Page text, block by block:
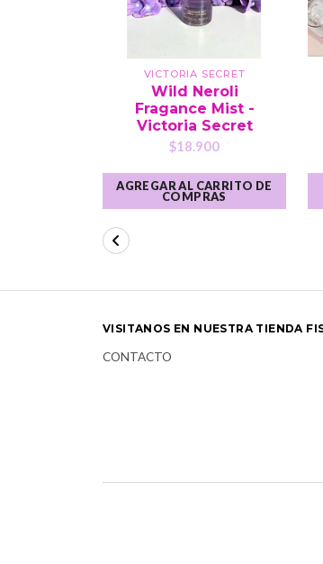
VICTORIA SECRET
Wild Neroli
Fragance Mist -
Victoria Secret
$18.900
AGREGAR AL CARRITO DE
COMPRAS
VISITANOS EN NUESTRA TIENDA
CONTACTO